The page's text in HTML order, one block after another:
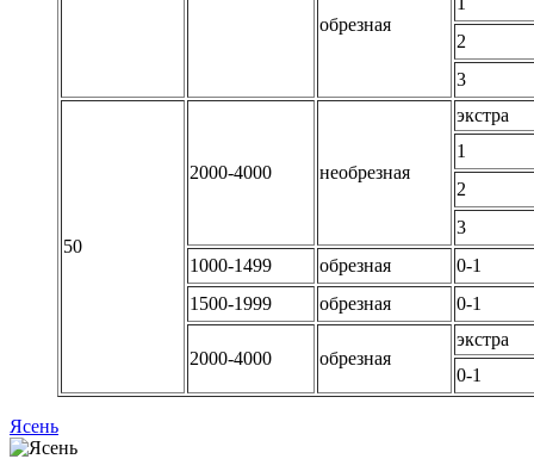
обрезная
2
3
50
2000-4000 необрезная
экстра
1
2
3
1000-1499
обрезная
0-1
1500-1999
обрезная 0-1
2000-4000 обрезная
экстра
0-1
Ясень